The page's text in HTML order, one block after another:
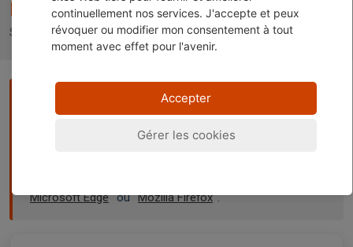
Mobiles Gigaset
Support pour votre mobile Gigaset
Ce contenu est actuellement disponible
uniquement en allemand et en anglais. Vous pouvez utiliser
la fonction de traduction intégrée de votre navigateur pour
Microsoft Edge ou Mozilla Firefox .
continuellement nos services. J'accepte et peux
révoquer ou modifier mon consentement à tout
moment avec effet pour l'avenir.
Accepter
Gérer les cookies